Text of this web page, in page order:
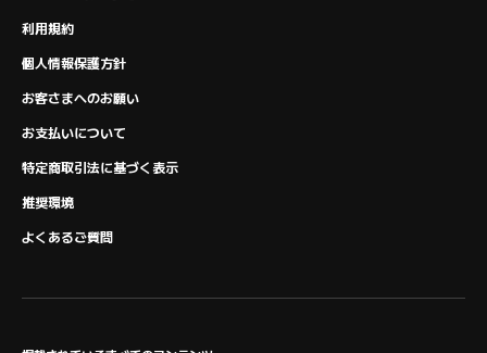
利用規約
個人情報保護方針
お客さまへのお願い
お支払いについて
特定商取引法に基づく表示
推奨環境
よくあるご質問